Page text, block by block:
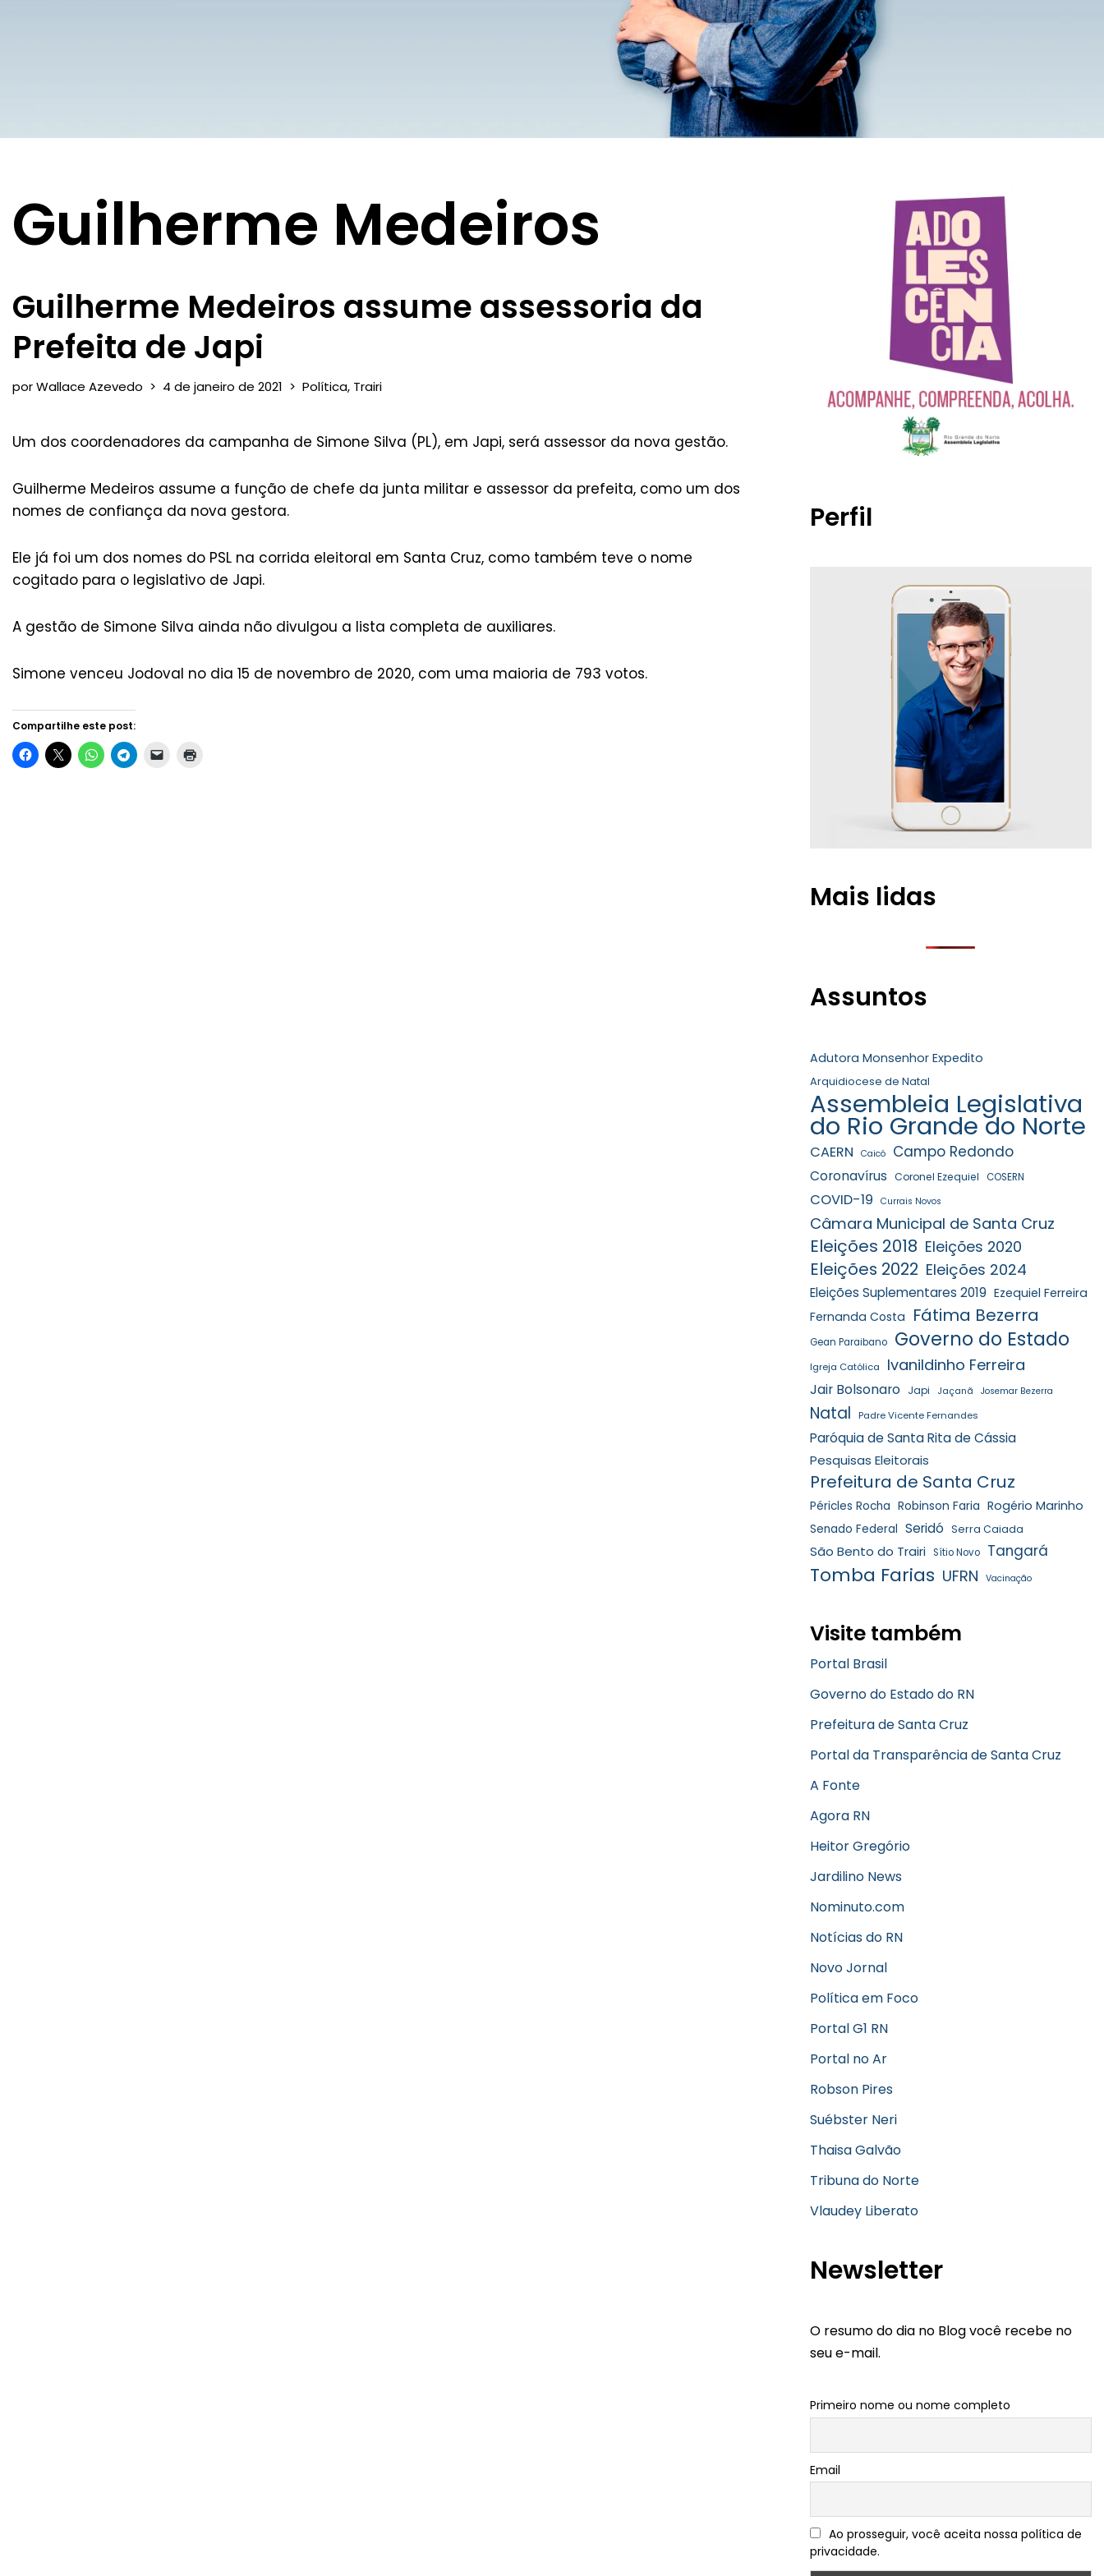
Guilherme Medeiros
Guilherme Medeiros assume assessoria da
Prefeita de Japi
porWallace Azevedo 4 de janeiro de 2021 Política, Trairi
Um dos coordenadores da campanha de Simone Silva (PL), em Japi, será assessor da nova gestão.
Guilherme Medeiros assume a função de chefe da junta militar e assessor da prefeita, como um dos
nomes de confiança da nova gestora.
Ele já foi um dos nomes do PSL na corrida eleitoral em Santa Cruz, como também teve o nome
cogitado para o legislativo de Japi.
A gestão de Simone Silva ainda não divulgou a lista completa de auxiliares.
Simone venceu Jodoval no dia 15 de novembro de 2020, com uma maioria de 793 votos.
Compartilhe este post:
Perfil
Mais lidas
Assuntos
Adutora Monsenhor Expedito
Arquidiocese de Natal
Assembleia Legislativa
do Rio Grande do Norte
CAERN Caicó Campo Redondo
Coronavírus Coronel Ezequiel COSERN
COVID-19 Currais Novos
Câmara Municipal de Santa Cruz
Eleições 2018 Eleições 2020
Eleições 2022 Eleições 2024
Eleições Suplementares 2019 Ezequiel Ferreira
Fernanda Costa Fátima Bezerra
Gean Paraibano Governo do Estado
Igreja Católica Ivanildinho Ferreira
Jair Bolsonaro Japi Jaçanã Josemar Bezerra
Natal Padre Vicente Fernandes
Paróquia de Santa Rita de Cássia
Pesquisas Eleitorais
Prefeitura de Santa Cruz
Péricles Rocha Robinson Faria Rogério Marinho
Senado Federal Seridó Serra Caiada
São Bento do Trairi Sítio Novo Tangará
Tomba Farias UFRN Vacinação
Visite também
Portal Brasil
Governo do Estado do RN
Prefeitura de Santa Cruz
Portal da Transparência de Santa Cruz
A Fonte
Agora RN
Heitor Gregório
Jardilino News
Nominuto.com
Notícias do RN
Novo Jornal
Política em Foco
Portal G1 RN
Portal no Ar
Robson Pires
Suébster Neri
Thaisa Galvão
Tribuna do Norte
Vlaudey Liberato
Newsletter
O resumo do dia no Blog você recebe no
seu e-mail.
Primeiro nome ou nome completo
Email
Ao prosseguir, você aceita nossa política de
privacidade.